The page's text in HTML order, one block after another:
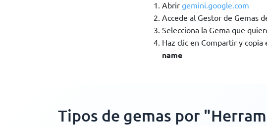
Abrir gemini.google.com
Accede al Gestor de Gemas
Selecciona la Gema que
Haz clic en Compartir y copia
name
Tipos de gemas por